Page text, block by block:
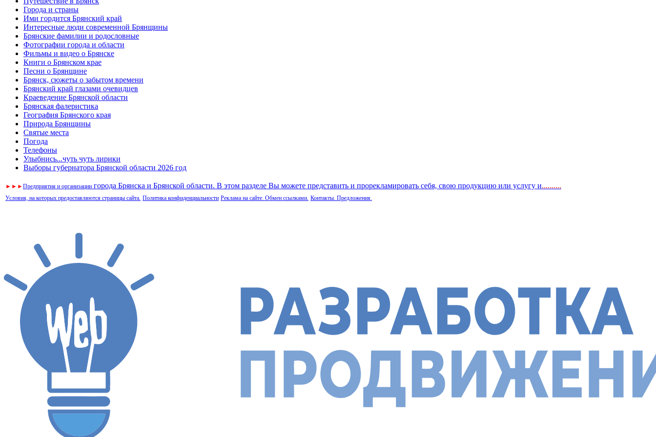
Города и страны
Ими гордится Брянский край
Интересные люди современной Брянщины
Брянские фамилии и родословные
Фотографии города и области
Фильмы и видео о Брянске
Книги о Брянском крае
Песни о Брянщине
Брянск, сюжеты о забытом времени
Брянский край глазами очевидцев
Краеведение Брянской области
Брянская фалеристика
География Брянского края
Природа Брянщины
Святые места
Погода
Телефоны
Улыбнись...чуть чуть лирики
Выборы губернатора Брянской области 2026 год
► ► ►Предприятия и организации города Брянска и Брянской области. В этом разделе Вы можете представить и прорекламировать себя, свою продукцию или услугу и..........
Условия, на которых предоставляются страницы сайта. Политика конфиденциальности Реклама на сайте. Обмен ссылками. Контакты. Предложения.